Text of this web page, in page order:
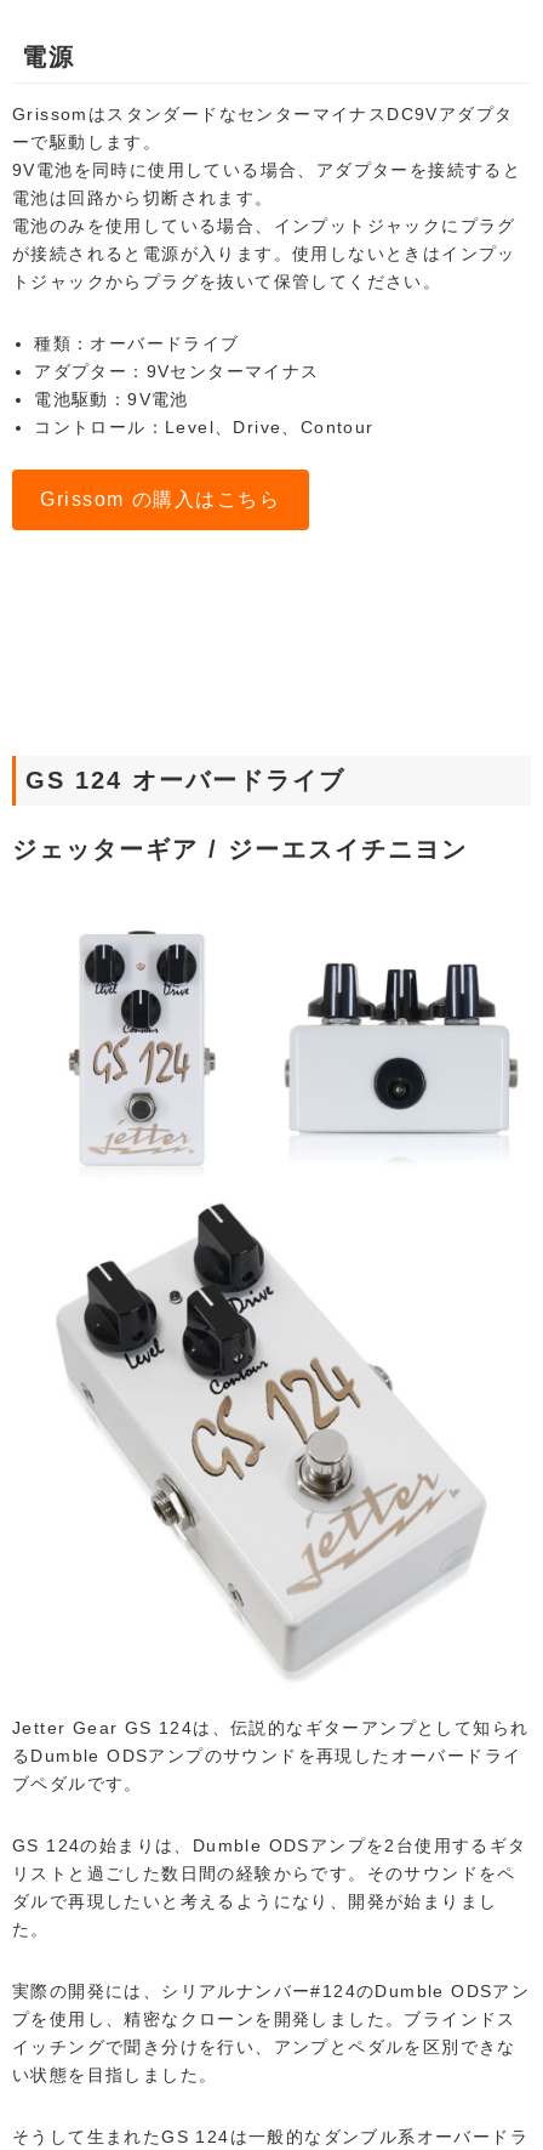
電源
GrissomはスタンダードなセンターマイナスDC9Vアダプタ
ーで駆動します。
9V電池を同時に使用している場合、アダプターを接続すると
電池は回路から切断されます。
電池のみを使用している場合、インプットジャックにプラグ
が接続されると電源が入ります。使用しないときはインプッ
トジャックからプラグを抜いて保管してください。
種類：オーバードライブ
アダプター：9Vセンターマイナス
電池駆動：9V電池
コントロール：Level、Drive、Contour
Grissom の購入はこちら
GS 124 オーバードライブ
ジェッターギア / ジーエスイチニヨン
Jetter Gear GS 124は、伝説的なギターアンプとして知られ
るDumble ODSアンプのサウンドを再現したオーバードライ
ブペダルです。
GS 124の始まりは、Dumble ODSアンプを2台使用するギタ
リストと過ごした数日間の経験からです。そのサウンドをペ
ダルで再現したいと考えるようになり、開発が始まりまし
た。
実際の開発には、シリアルナンバー#124のDumble ODSアン
プを使用し、精密なクローンを開発しました。ブラインドス
イッチングで聞き分けを行い、アンプとペダルを区別できな
い状態を目指しました。
そうして生まれたGS 124は一般的なダンブル系オーバードラ